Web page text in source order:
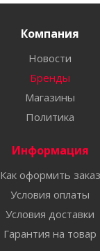
Компания
Новости
Бренды
Магазины
Политика
Информация
Как оформить заказ
Условия оплаты
Условия доставки
Гарантия на товар